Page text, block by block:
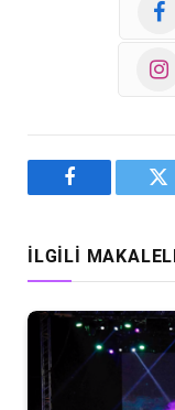
Facebook
İLGILI